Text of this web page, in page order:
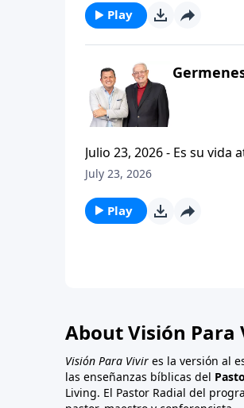
a sus hijos espirituales
Play
Julio 23, 2026 - Es su vida atractiva,
Carlos A. Zazueta. Actualmente estamos estudiando la primera carta a los Tesalonicenses, con esta serie
July 23, 2026
Play
About Visión Para
Visión Para Vivir es la versión al
las enseñanzas bíblicas del
Living. El Pastor Radial del